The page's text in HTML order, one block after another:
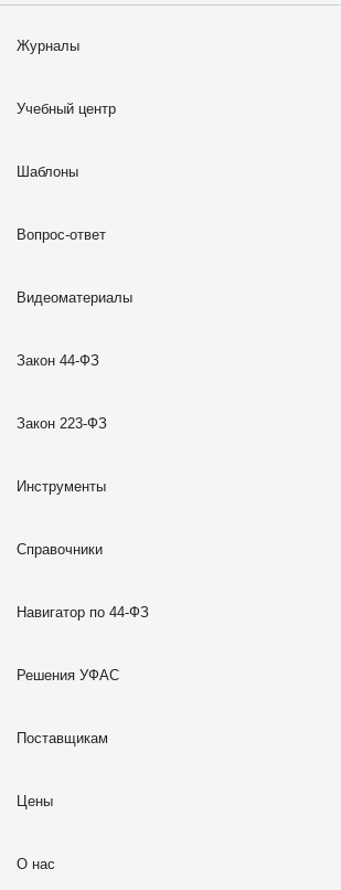
Журналы
Учебный центр
Шаблоны
Вопрос-ответ
Видеоматериалы
Закон 44-ФЗ
Закон 223-ФЗ
Инструменты
Справочники
Навигатор по 44-ФЗ
Решения УФАС
Поставщикам
Цены
О нас